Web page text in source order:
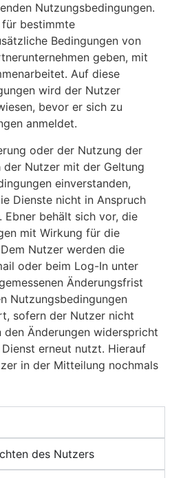
Nutzungsbedingungen.
für bestimmte
Bedingungen von
geben, mit
Auf diese
wird der Nutzer
bevor er sich zu
anmeldet.
oder der Nutzung der
Nutzer mit der Geltung
einverstanden,
Dienste nicht in Anspruch
Ebner behält sich vor, die
mit Wirkung für die
Nutzer werden die
oder beim Log-In unter
Änderungsfrist
Nutzungsbedingungen
sofern der Nutzer nicht
den Änderungen widerspricht
erneut nutzt. Hierauf
in der Mitteilung nochmals
des Nutzers